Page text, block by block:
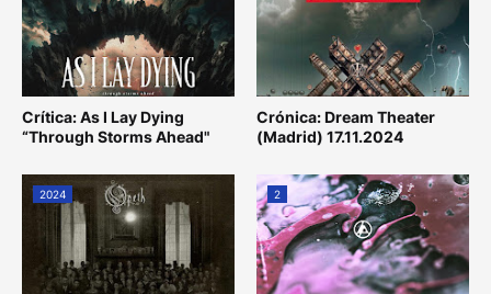
Crítica: As I Lay Dying
“Through Storms Ahead"
Crónica: Dream Theater
(Madrid) 17.11.2024
2024 2